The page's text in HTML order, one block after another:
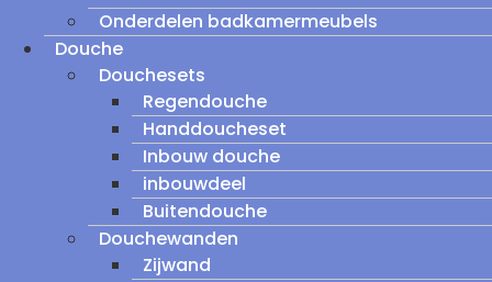
Onderdelen badkamermeubels
Douche
Douchesets
Regendouche
Handdoucheset
Inbouw douche
inbouwdeel
Buitendouche
Douchewanden
Zijwand